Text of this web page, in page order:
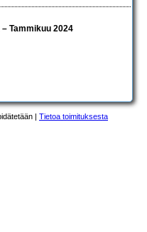
Tammikuu 2024
| Tietoa toimituksesta